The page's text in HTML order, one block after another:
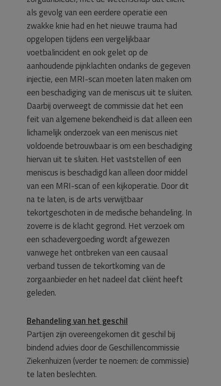
als gevolg van een eerdere operatie een
zwakke knie had en het nieuwe trauma had
opgelopen tijdens een vergelijkbaar
voetbalincident en ook gelet op de
aanhoudende pijnklachten ondanks de gegeven
injectie, een MRI-scan moeten laten maken om
een beschadiging van de meniscus uit te sluiten.
Daarbij overweegt de commissie dat het een
feit van algemene bekendheid is dat alleen een
lichamelijk onderzoek van een meniscus niet
voldoende betrouwbaar is om een beschadiging
hiervan uit te sluiten. Het vaststellen of een
meniscus is beschadigd kan alleen door middel
van een MRI-scan of een kijkoperatie. Door dit
na te laten, is de arts verwijtbaar
tekortgeschoten in de medische behandeling. In
zoverre is de klacht gegrond. Het verzoek om
een schadevergoeding wordt afgewezen
vanwege het ontbreken van een causaal
verband tussen de tekortkoming van de
zorgaanbieder en het nadeel dat cliënt heeft
geleden.
Behandeling van het geschil
Partijen zijn overeengekomen dit geschil bij
bindend advies door de Geschillencommissie
Ziekenhuizen (verder te noemen: de commissie)
te laten beslechten.